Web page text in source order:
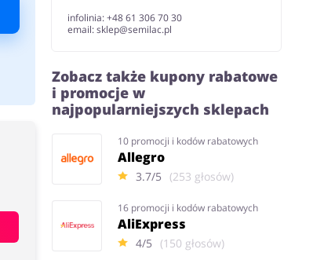
infolinia: +48 61 306 70 30
email: sklep@semilac.pl
Zobacz także kupony rabatowe
i promocje w
najpopularniejszych sklepach
10 promocji i kodów rabatowych
Allegro
3.7/5 (253 głosów)
16 promocji i kodów rabatowych
AliExpress
4/5 (150 głosów)